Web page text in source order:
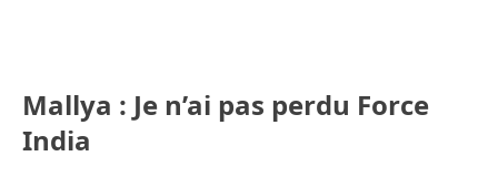
Mallya : Je n’ai pas perdu Force
India